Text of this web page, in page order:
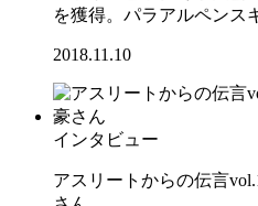
を獲得。パラアルペンス
2018.11.10
インタビュー
アスリートからの伝言